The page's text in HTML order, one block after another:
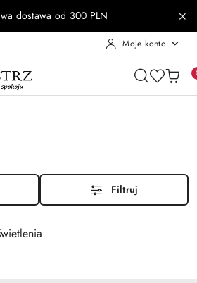
dostawa od 300 PLN
Moje konto
Filtruj